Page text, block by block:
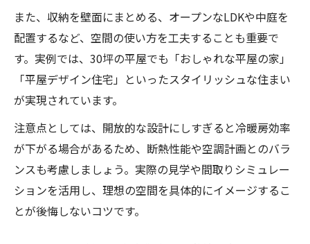
また、収納を壁面にまとめる、オープンなLDKや中庭を
配置するなど、空間の使い方を工夫することも重要で
す。実例では、30坪の平屋でも「おしゃれな平屋の家」
「平屋デザイン住宅」といったスタイリッシュな住まい
が実現されています。
注意点としては、開放的な設計にしすぎると冷暖房効率
が下がる場合があるため、断熱性能や空調計画とのバラ
ンスも考慮しましょう。実際の見学や間取りシミュレー
ションを活用し、理想の空間を具体的にイメージするこ
とが後悔しないコツです。